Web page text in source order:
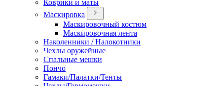
Коврики и маты
Маскировка
Маскировочный костюм
Маскировочная лента
Наколенники / Налокотники
Чехлы оружейные
Спальные мешки
Пончо
Гамаки/Палатки/Тенты